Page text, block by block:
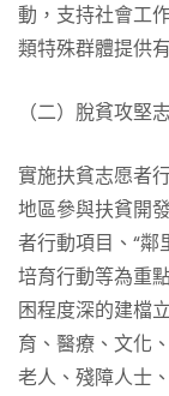
動，支持社會工
類特殊群體提供
（二）脫貧攻堅
實施扶貧志愿者
地區參與扶貧開
者行動項目、“鄰
培育行動等為重
困程度深的建檔
育、醫療、文化
老人、殘障人士